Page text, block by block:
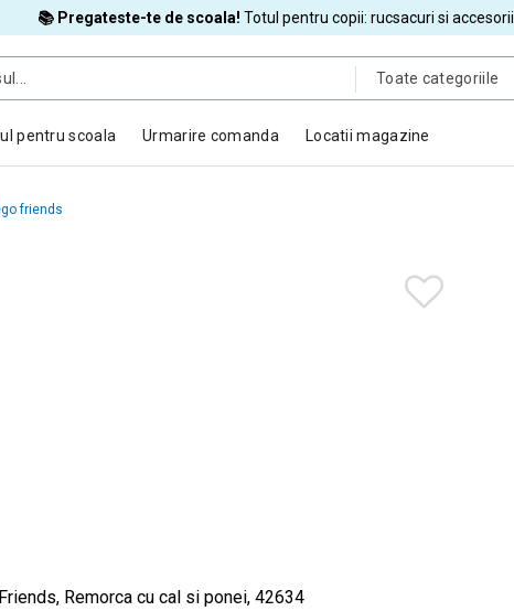
📚 Pregateste-te de scoala! Totul pentru copii: rucsacuri si accesorii.
Toate categoriile
pentru scoala Urmarire comanda Locatii magazine
friends